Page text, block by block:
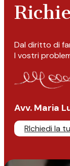
Dal diritto di
I vostri
Avv. Maria
RIchiedi la